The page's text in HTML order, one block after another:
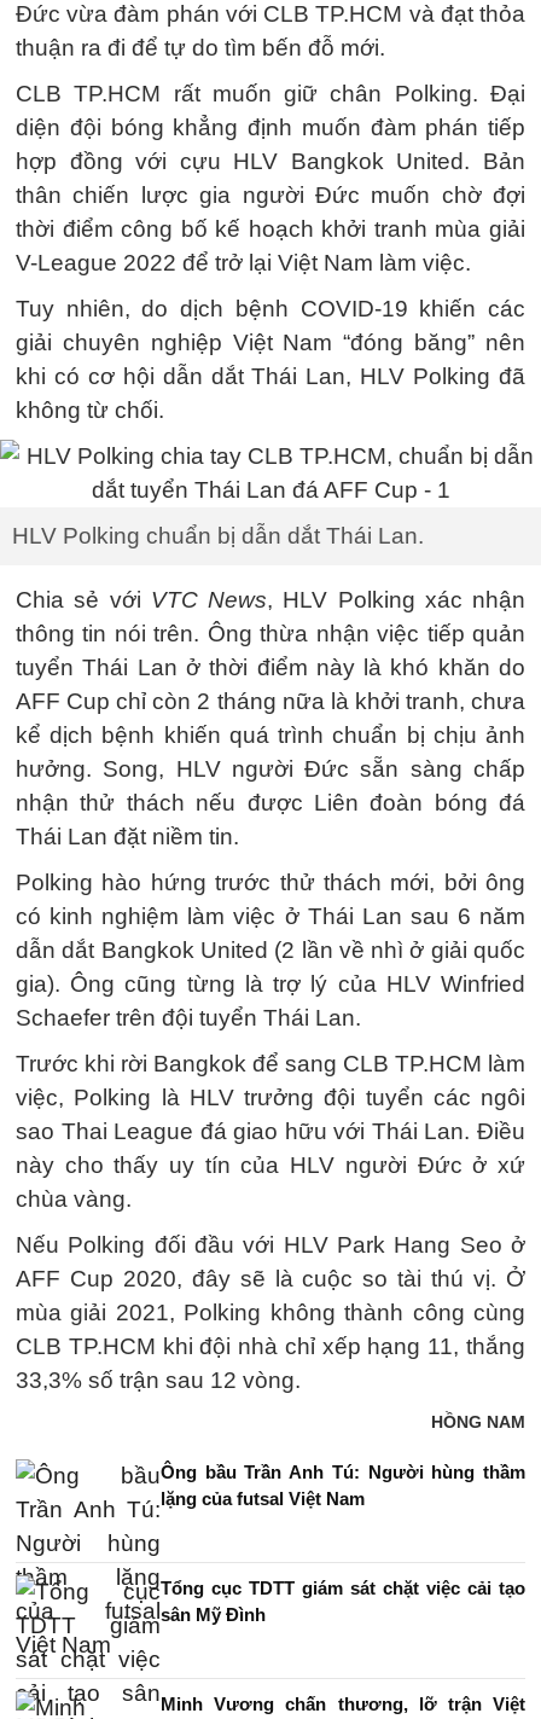
Đức vừa đàm phán với CLB TP.HCM và đạt thỏa
thuận ra đi để tự do tìm bến đỗ mới.
CLB TP.HCM rất muốn giữ chân Polking. Đại
diện đội bóng khẳng định muốn đàm phán tiếp
hợp đồng với cựu HLV Bangkok United. Bản
thân chiến lược gia người Đức muốn chờ đợi
thời điểm công bố kế hoạch khởi tranh mùa giải
V-League 2022 để trở lại Việt Nam làm việc.
Tuy nhiên, do dịch bệnh COVID-19 khiến các
giải chuyên nghiệp Việt Nam “đóng băng” nên
khi có cơ hội dẫn dắt Thái Lan, HLV Polking đã
không từ chối.
HLV Polking chuẩn bị dẫn dắt Thái Lan.
Chia sẻ với VTC News, HLV Polking xác nhận
thông tin nói trên. Ông thừa nhận việc tiếp quản
tuyển Thái Lan ở thời điểm này là khó khăn do
AFF Cup chỉ còn 2 tháng nữa là khởi tranh, chưa
kể dịch bệnh khiến quá trình chuẩn bị chịu ảnh
hưởng. Song, HLV người Đức sẵn sàng chấp
nhận thử thách nếu được Liên đoàn bóng đá
Thái Lan đặt niềm tin.
Polking hào hứng trước thử thách mới, bởi ông
có kinh nghiệm làm việc ở Thái Lan sau 6 năm
dẫn dắt Bangkok United (2 lần về nhì ở giải quốc
gia). Ông cũng từng là trợ lý của HLV Winfried
Schaefer trên đội tuyển Thái Lan.
Trước khi rời Bangkok để sang CLB TP.HCM làm
việc, Polking là HLV trưởng đội tuyển các ngôi
sao Thai League đá giao hữu với Thái Lan. Điều
này cho thấy uy tín của HLV người Đức ở xứ
chùa vàng.
Nếu Polking đối đầu với HLV Park Hang Seo ở
AFF Cup 2020, đây sẽ là cuộc so tài thú vị. Ở
mùa giải 2021, Polking không thành công cùng
CLB TP.HCM khi đội nhà chỉ xếp hạng 11, thắng
33,3% số trận sau 12 vòng.
HỒNG NAM
Ông bầu Trần Anh Tú: Người hùng thầm
lặng của futsal Việt Nam
Tổng cục TDTT giám sát chặt việc cải tạo
sân Mỹ Đình
Minh Vương chấn thương, lỡ trận Việt